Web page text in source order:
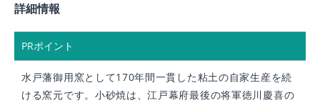
詳細情報
PRポイント
水戸藩御用窯として170年間一貫した粘土の自家生産を続
ける窯元です。小砂焼は、江戸幕府最後の将軍徳川慶喜の